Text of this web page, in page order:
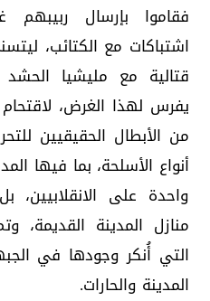
فقاموا بإرسال ربيبهم
اشتباكات مع الكتائب،
قتالية مع مليشيا
يفرس لهذا الغرض،
من الأبطال الحقيقيين
أنواع الأسلحة، بما فيها
واحدة على
منازل المدينة القديمة،
التي أُنكر وجودها في
المدينة والحارات.